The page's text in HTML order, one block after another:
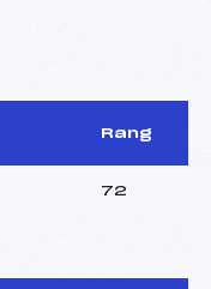
Rang
72